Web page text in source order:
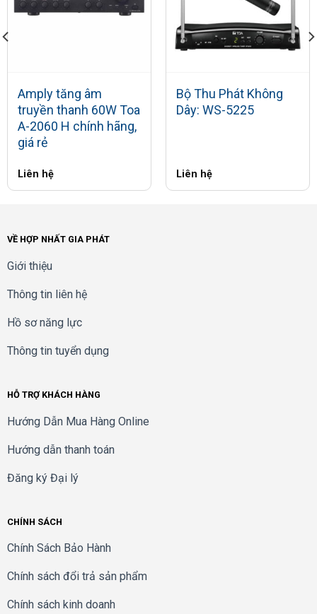
Amply tăng âm
truyền thanh 60W Toa
A-2060 H chính hãng,
giá rẻ
Liên hệ
Bộ Thu Phát Không
Dây: WS-5225
Liên hệ
VỀ HỢP NHẤT GIA PHÁT
Giới thiệu
Thông tin liên hệ
Hồ sơ năng lực
Thông tin tuyển dụng
HỖ TRỢ KHÁCH HÀNG
Hướng Dẫn Mua Hàng Online
Hướng dẫn thanh toán
Đăng ký Đại lý
CHÍNH SÁCH
Chính Sách Bảo Hành
Chính sách đổi trả sản phẩm
Chính sách kinh doanh